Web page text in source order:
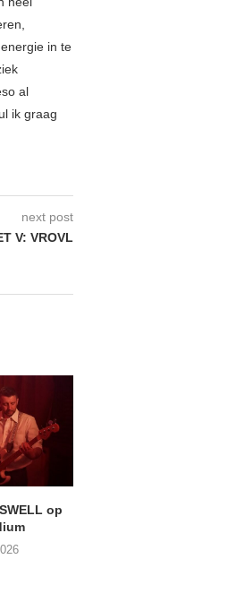
in te
al
ik graag
next post
V: VROVL
op